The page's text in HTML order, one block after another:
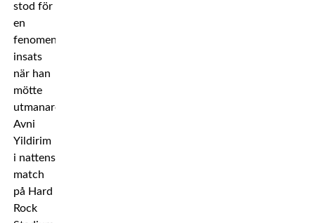
stod för
en
fenomenal
insats
när han
mötte
utmanaren
Avni
Yildirim
i nattens
match
på Hard
Rock